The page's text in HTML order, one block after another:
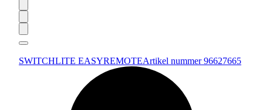
SWITCHLITE EASYREMOTEArtikel nummer 96627665